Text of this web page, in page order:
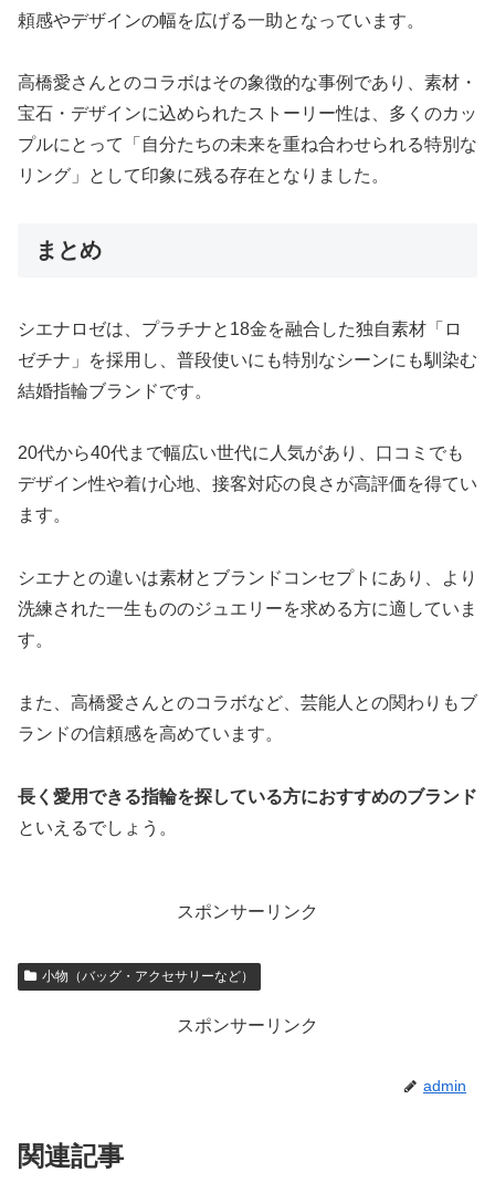
頼感やデザインの幅を広げる一助となっています。
高橋愛さんとのコラボはその象徴的な事例であり、素材・
宝石・デザインに込められたストーリー性は、多くのカッ
プルにとって「自分たちの未来を重ね合わせられる特別な
リング」として印象に残る存在となりました。
まとめ
シエナロゼは、プラチナと18金を融合した独自素材「ロ
ゼチナ」を採用し、普段使いにも特別なシーンにも馴染む
結婚指輪ブランドです。
20代から40代まで幅広い世代に人気があり、口コミでも
デザイン性や着け心地、接客対応の良さが高評価を得てい
ます。
シエナとの違いは素材とブランドコンセプトにあり、より
洗練された一生もののジュエリーを求める方に適していま
す。
また、高橋愛さんとのコラボなど、芸能人との関わりもブ
ランドの信頼感を高めています。
長く愛用できる指輪を探している方におすすめのブランド
といえるでしょう。
スポンサーリンク
小物（バッグ・アクセサリーなど）
スポンサーリンク
admin
関連記事